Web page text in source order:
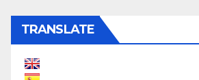
TRANSLATE